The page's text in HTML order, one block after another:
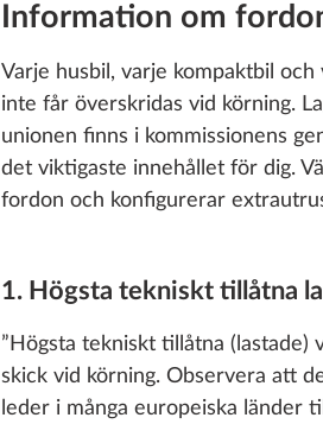
Information om
Varje husbil, varje kompaktbil
inte får överskridas vid körning.
unionen finns i kommissionens
det viktigaste innehållet för dig.
fordon och konfigurerar
1. Högsta tekniskt tillåtna
”Högsta tekniskt tillåtna
skick vid körning. Observera att
leder i många europeiska länder